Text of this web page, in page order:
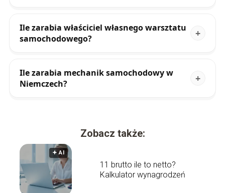
Ile zarabia właściciel własnego warsztatu
samochodowego?
Ile zarabia mechanik samochodowy w
Niemczech?
Zobacz także:
🟅 AI
11 brutto ile to netto?
Kalkulator wynagrodzeń